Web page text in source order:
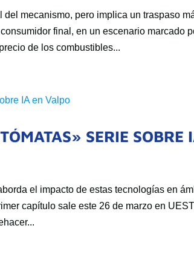
del mecanismo, pero implica un traspaso
final, en un escenario marcado
de los combustibles...
SERIE SOBRE
el impacto de estas tecnologías en
capítulo sale este 26 de marzo en